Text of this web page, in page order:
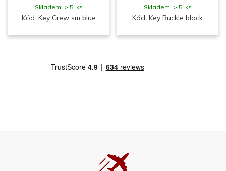
Skladem: > 5 ks
Kód: Key Crew sm blue
Skladem: > 5 ks
Kód: Key Buckle black